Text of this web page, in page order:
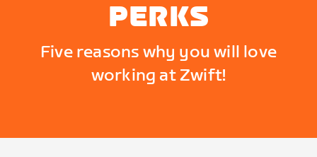
PERKS
Five reasons why you will love
working at Zwift!